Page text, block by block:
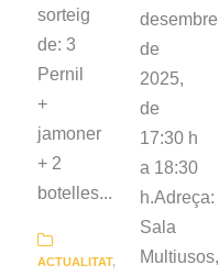
sorteig
de: 3
Pernil
+
jamoner
+ 2
botelles...
ACTUALITAT,
desembre
de
2025,
de
17:30 h
a 18:30
h.Adreça:
Sala
Multiusos,